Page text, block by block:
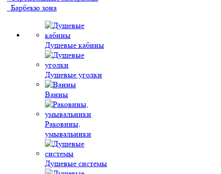
Барбекю зона
Душевые кабины
Душевые уголки
Ванны
Раковины,
умывальники
Душевые системы